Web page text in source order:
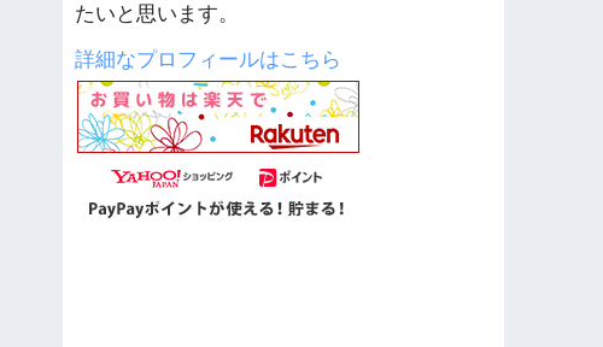
たいと思います。
詳細なプロフィールはこちら